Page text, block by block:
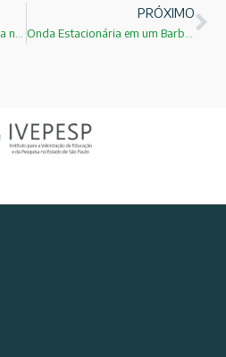
PRÓXIMO